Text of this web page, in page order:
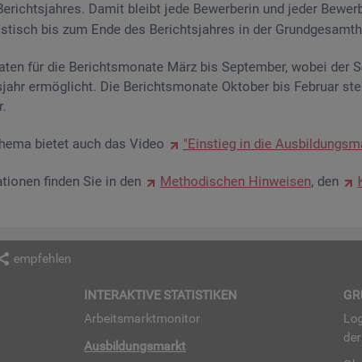
Damit bleibt jede Be­wer­be­rin und jeder
bis zum Ende des Be­richts­jah­res in der
für die Be­richts­mo­na­te März bis Sep­tem­ber, wobei
er­mög­licht. Die Be­richts­mo­na­te Ok­to­ber bis Fe­bru­ar
bie­tet auch das Video "Ein­stieg in die
fin­den Sie in den Me­tho­di­schen Hin­wei­sen, den
empfehlen
IN­TER­AK­TI­VE STA­TIS­TI­KEN
Ar­beits­markt­mo­ni­tor
Aus­bil­dungs­markt